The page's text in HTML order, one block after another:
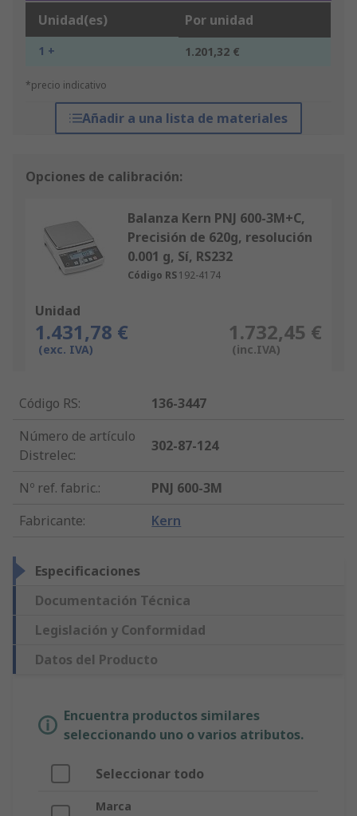
Unidad(es) Por unidad
1 + 1.201,32 €
*precio indicativo
Añadir a una lista de materiales
Opciones de calibración:
Balanza Kern PNJ 600-3M+C,
Precisión de 620g, resolución
0.001 g, Sí, RS232
Código RS192-4174
Unidad
1.431,78 €
(exc. IVA)
1.732,45 €
(inc.IVA)
Código RS:
136-3447
Número de artículo
Distrelec:
302-87-124
Nº ref. fabric.:
PNJ 600-3M
Fabricante: Kern
Especificaciones
Documentación Técnica
Legislación y Conformidad
Datos del Producto
Encuentra productos similares
seleccionando uno o varios atributos.
Seleccionar todo
Marca